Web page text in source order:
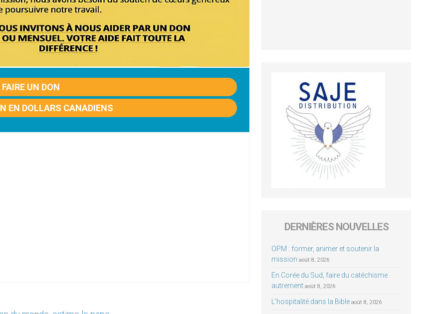
FAIRE UN DON
EN DOLLARS CANADIENS
DERNIÈRES NOUVELLES
OPM : former, animer et soutenir la
mission août 8, 2026
En Corée du Sud, faire du catéchisme
autrement août 8, 2026
L’hospitalité dans la Bible août 8, 2026